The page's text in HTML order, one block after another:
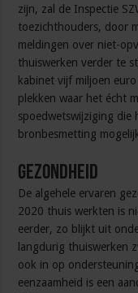
zijn, zal de Inspectie
toezichthouders, door
meldingen over niet-
thuiswerken verder te
kabinet vijf miljoen
plekken waar het écht
spoedwetswijziging die
bronbesmetting
Gezondheid
De algehele ervaren
2020 thuis werkten is
eerder, zo blijkt uit
langdurig thuiswerken
ook in op
eenzaamheid is een